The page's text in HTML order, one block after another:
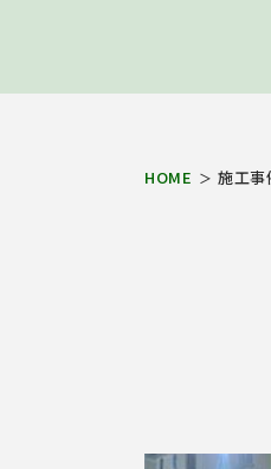
HOME 施工事